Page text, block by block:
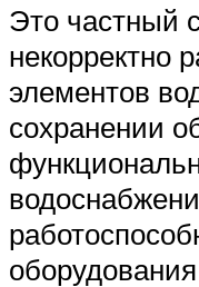
Это частный
некорректно
элементов
сохранении